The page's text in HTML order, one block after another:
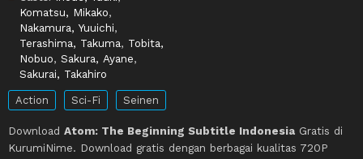
Komatsu, Mikako,
Nakamura, Yuuichi,
Terashima, Takuma, Tobita,
Nobuo, Sakura, Ayane,
Sakurai, Takahiro
Action Sci-Fi Seinen
Download Atom: The Beginning Subtitle Indonesia Gratis di
KurumiNime. Download gratis dengan berbagai kualitas 720P